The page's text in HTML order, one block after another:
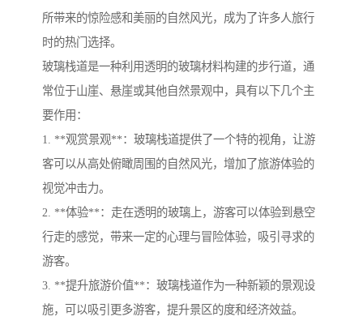
所带来的惊险感和美丽的自然风光，成为了许多人旅行
时的热门选择。
玻璃栈道是一种利用透明的玻璃材料构建的步行道，通
常位于山崖、悬崖或其他自然景观中，具有以下几个主
要作用：
1. **观赏景观**：玻璃栈道提供了一个特的视角，让游
客可以从高处俯瞰周围的自然风光，增加了旅游体验的
视觉冲击力。
2. **体验**：走在透明的玻璃上，游客可以体验到悬空
行走的感觉，带来一定的心理与冒险体验，吸引寻求的
游客。
3. **提升旅游价值**：玻璃栈道作为一种新颖的景观设
施，可以吸引更多游客，提升景区的度和经济效益。